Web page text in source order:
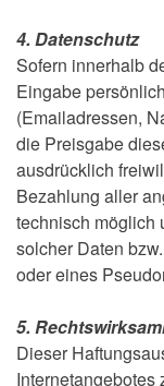
4. Datenschutz
Sofern innerhalb
Eingabe
(Emailadressen,
die Preisgabe
ausdrücklich
Bezahlung aller
technisch möglich
solcher Daten
oder eines
5.
Dieser
Internetangebotes